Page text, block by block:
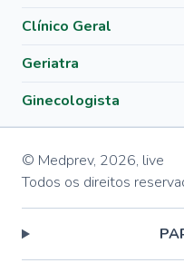
Clínico Geral
Geriatra
Ginecologista
© Medprev, 2026, live
Todos os direitos